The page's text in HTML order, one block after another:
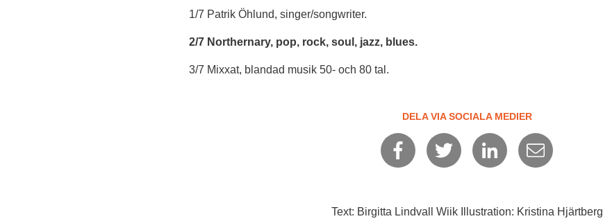
1/7 Patrik Öhlund, singer/songwriter.
2/7 Northernary, pop, rock, soul, jazz, blues.
3/7 Mixxat, blandad musik 50- och 80 tal.
DELA VIA SOCIALA MEDIER
Text: Birgitta Lindvall Wiik Illustration: Kristina Hjärtberg